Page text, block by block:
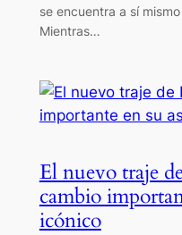
se encuentra a sí
Mientras…
El nuevo traje
cambio
icónico